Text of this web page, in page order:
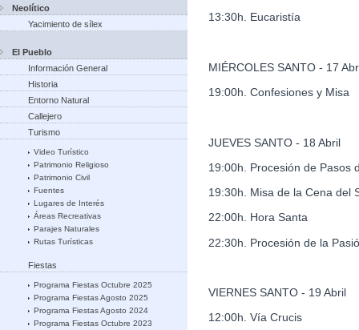
Neolítico
Yacimiento de sílex
El Pueblo
Información General
Historia
Entorno Natural
Callejero
Turismo
Video Turístico
Patrimonio Religioso
Patrimonio Civil
Fuentes
Lugares de Interés
Áreas Recreativas
Parajes Naturales
Rutas Turísticas
Fiestas
Programa Fiestas Octubre 2025
Programa Fiestas Agosto 2025
Programa Fiestas Agosto 2024
Programa Fiestas Octubre 2023
13:30h. Eucaristía
MIÉRCOLES SANTO - 17
19:00h. Confesiones y Misa
JUEVES SANTO - 18 Abril
19:00h. Procesión de Pasos
19:30h. Misa de la Cena del
22:00h. Hora Santa
22:30h. Procesión de la
VIERNES SANTO - 19 Abril
12:00h. Vía Crucis